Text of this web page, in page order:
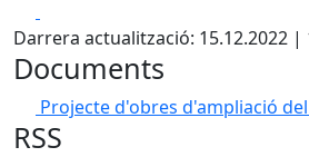
Darrera actualització: 15.12.2022 |
Documents
Projecte d'obres d'ampliació del
RSS